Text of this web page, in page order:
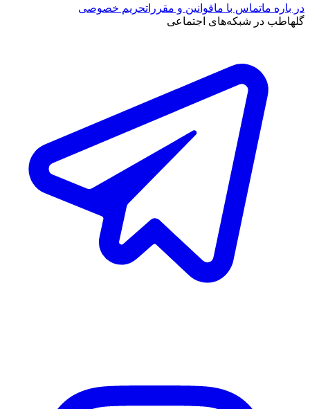
در باره ماتماس با ماقوانین و مقرراتحریم خصوصی
گلهاطب در شبکه‌های اجتماعی